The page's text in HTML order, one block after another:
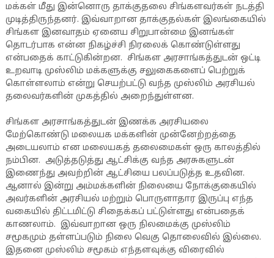
மக்கள் மீது இன்னொரு தாக்குதலை சிங்களவர்கள் நடத்தி
முடித்திருந்தனர். இவ்வாறான தாக்குதல்கள் இலங்கையில்
சிங்கள இனவாதம் ஏனைய சிறுபான்மை இனங்கள்
தொடர்பாக என்ன நிகழ்ச்சி நிரலைக் கொண்டுள்ளது
என்பதைக் காட்டுகின்றன. சிங்கள அரசாங்கத்துடன் ஒட்டி
உறவாடி முஸ்லிம் மக்களுக்கு சலுகைகளைப் பெற்றுக்
கொள்ளலாம் என்று செயற்பட்டு வந்த முஸ்லிம் அரசியல்
தலைவர்களின் முகத்தில் அறைந்துள்ளன.
சிங்கள அரசாங்கத்துடன் இணக்க அரசியலை
மேற்கொண்டு மலையக மக்களின் முன்னேற்றத்தை
அடையலாம் என மலையகத் தலைமைகள் ஒரு காலத்தில்
நம்பின. அடுத்தடுத்து ஆட்சிக்கு வந்த அரசுகளுடன்
இணைந்து அவற்றின் ஆட்சியை பலப்படுத்த உதவின.
ஆனால் இன்று அம்மக்களின் நிலையை நோக்குகையில்
அவர்களின் அரசியல் மற்றும் பொருளாதார இருப்பு எந்த
வகையில் திட்டமிட்டு சிதைக்கப் பட்டுள்ளது என்பதைக்
காணலாம். இவ்வாறான ஒரு நிலமைக்கு முஸ்லிம்
சமூகமும் தள்ளப்படும் நிலை வெகு தொலைவில் இல்லை.
இதனை முஸ்லிம் சமூகம் எந்தளவுக்கு விரைவில்